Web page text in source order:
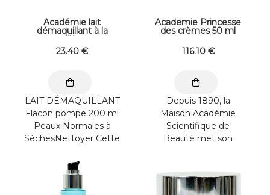
Académie lait
démaquillant à la
mauve d'Auvergne
23.40 €
LAIT DÉMAQUILLANT
Flacon pompe 200 ml
Peaux Normales à
SèchesNettoyer Cette
soyeuse à ...
Academie Princesse
des crèmes 50 ml
116.10 €
Depuis 1890, la
Maison Académie
Scientifique de
Beauté met son
Académie est ...